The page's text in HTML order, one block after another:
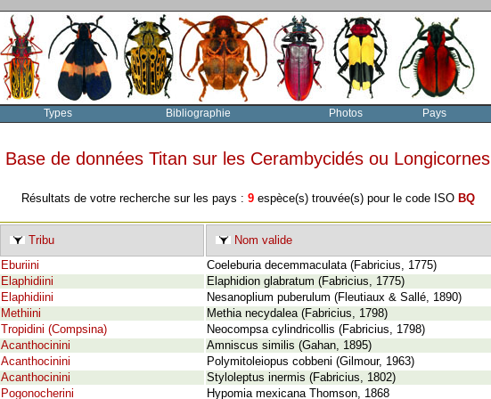
Types Bibliographie Photos Pays
Base de données Titan sur les Cerambycidés ou Longicornes
Résultats de votre recherche sur les pays : 9espèce(s) trouvée(s) pour le code ISO BQ
Tribu
Nom valide
Eburiini
Coeleburia decemmaculata (Fabricius, 1775)
Elaphidiini
Elaphidion glabratum (Fabricius, 1775)
Elaphidiini
Nesanoplium puberulum (Fleutiaux & Sallé, 1890)
Methiini
Methia necydalea (Fabricius, 1798)
Tropidini (Compsina)
Neocompsa cylindricollis (Fabricius, 1798)
Acanthocinini
Amniscus similis (Gahan, 1895)
Acanthocinini
Polymitoleiopus cobbeni (Gilmour, 1963)
Acanthocinini
Styloleptus inermis (Fabricius, 1802)
Pogonocherini Hypomia mexicana Thomson, 1868